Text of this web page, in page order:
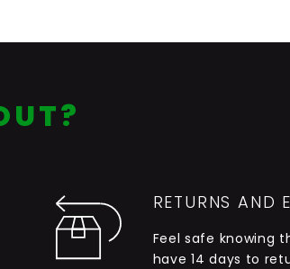
RETURNS AND
Feel safe knowing
have 14 days to